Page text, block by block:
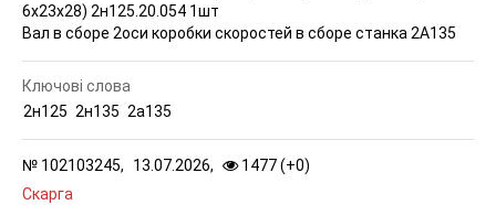
6х23х28) 2н125.20.054 1шт
Вал в сборе 2оси коробки скоростей в сборе станка 2А135
№ 102103245, 13.07.2026, 1477 (+0)
Скарга
Ключові слова
2н125 2н135 2а135